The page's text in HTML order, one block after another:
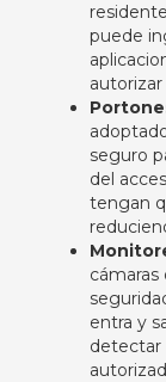
puede
seguro
del
tengan
cámaras
entra y
detectar